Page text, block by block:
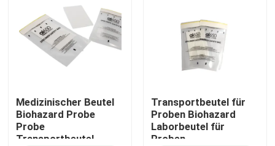
Medizinischer Beutel
Biohazard Probe
Probe
Transportbeutel
Transportbeutel für
Proben Biohazard
Laborbeutel für
Proben